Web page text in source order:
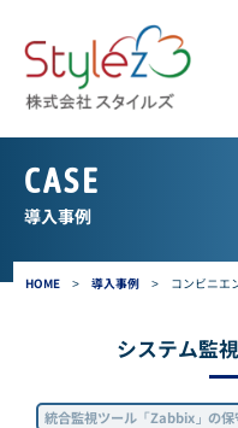
HOME > 導入事例 > コンビニエ
CASE
導入事例
システム監
統合監視ツール「Zabbix」の保